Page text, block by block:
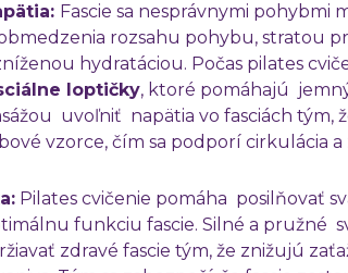
Fascie sa nesprávnymi pohybmi
rozsahu pohybu, stratou
hydratáciou. Počas pilates
loptičky, ktoré pomáhajú
uvoľniť napätia vo fasciách tým,
vzorce, čím sa podporí cirkulácia a
Pilates cvičenie pomáha posilňovať
funkciu fascie. Silné a pružné
zdravé fascie tým, že znižujú